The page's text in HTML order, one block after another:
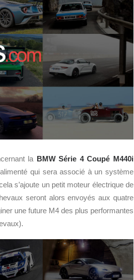
la BMW Série 4 Coupé M440i
qui sera associé à un système
s’ajoute un petit moteur électrique de
seront alors envoyés aux quatre
une future M4 des plus performantes